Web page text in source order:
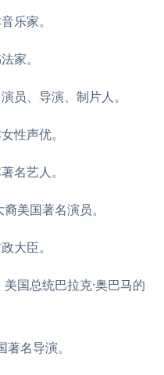
乐家。
家。
、导演、制片人。
性声优。
名艺人。
美国著名演员。
大臣。
国总统巴拉克·奥巴马的
名导演。